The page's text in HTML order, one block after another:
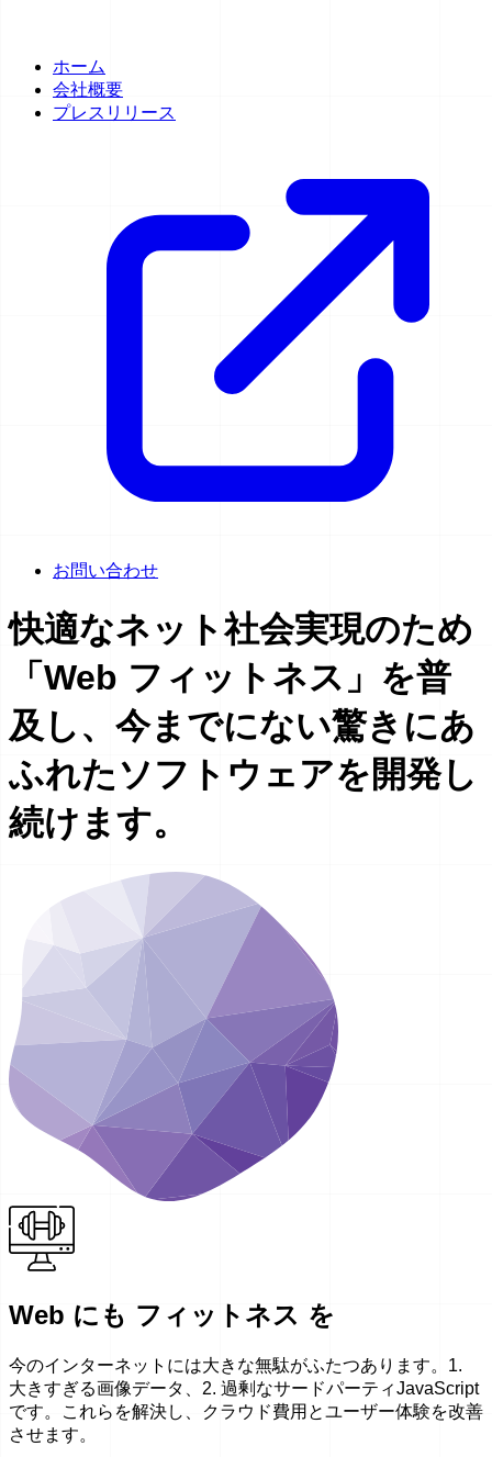
ホーム
会社概要
プレスリリース
お問い合わせ
快適なネット社会実現のため
「Web フィットネス」を普
及し、 今までにない驚きにあ
ふれたソフトウェアを開発し
続けます。
Web にも フィットネス を
今のインターネットには大きな無駄がふたつあります。1.
大きすぎる画像データ、2. 過剰なサードパーティJavaScript
です。これらを解決し、クラウド費用とユーザー体験を改善
させます。